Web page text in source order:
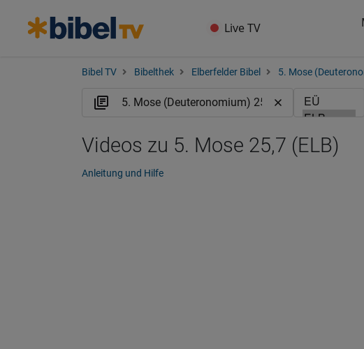
Live TV
Bibel TV Bibelthek Elberfelder Bibel 5. Mose
Videos zu 5. Mose 25,7 (ELB)
Anleitung und Hilfe